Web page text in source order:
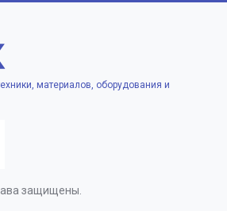
материалов, оборудования и
защищены.